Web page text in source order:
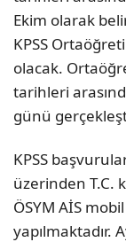
Ekim olarak
KPSS
olacak.
tarihleri
günü
KPSS
üzerinden T.C.
ÖSYM AİS
yapılmaktadır.